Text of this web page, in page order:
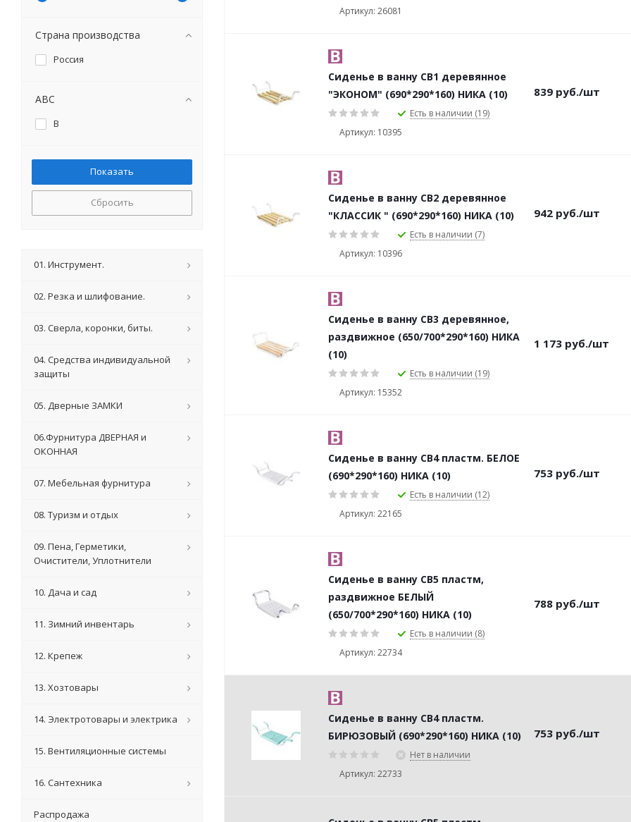
Артикул: 26081
Сиденье в ванну СВ1 деревянное
"ЭКОНОМ" (690*290*160) НИКА (10)
Есть в наличии (19)
Артикул: 10395
839 руб./шт
Сиденье в ванну СВ2 деревянное
"КЛАССИК " (690*290*160) НИКА (10)
Есть в наличии (7)
Артикул: 10396
942 руб./шт
Сиденье в ванну СВ3 деревянное,
раздвижное (650/700*290*160) НИКА
(10)
Есть в наличии (19)
Артикул: 15352
1 173 руб./шт
Сиденье в ванну СВ4 пластм. БЕЛОЕ
(690*290*160) НИКА (10)
Есть в наличии (12)
Артикул: 22165
753 руб./шт
Сиденье в ванну СВ5 пластм,
раздвижное БЕЛЫЙ
(650/700*290*160) НИКА (10)
Есть в наличии (8)
Артикул: 22734
788 руб./шт
Сиденье в ванну СВ4 пластм.
БИРЮЗОВЫЙ (690*290*160) НИКА (10)
Нет в наличии
Артикул: 22733
753 руб./шт
Страна производства
Россия
ABC
B
Сбросить
01. Инструмент.
02. Резка и шлифование.
03. Сверла, коронки, биты.
04. Средства индивидуальной
защиты
05. Дверные ЗАМКИ
06.Фурнитура ДВЕРНАЯ и
ОКОННАЯ
07. Мебельная фурнитура
08. Туризм и отдых
09. Пена, Герметики,
Очистители, Уплотнители
10. Дача и сад
11. Зимний инвентарь
12. Крепеж
13. Хозтовары
14. Электротовары и электрика
15. Вентиляционные системы
16. Сантехника
Распродажа